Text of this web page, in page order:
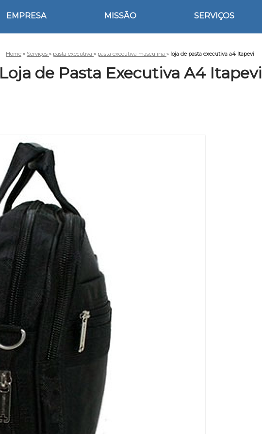
EMPRESA MISSÃO SERVIÇOS
Home » Serviços » pasta executiva » pasta executiva masculina » loja de pasta executiva a4 Itapevi
Loja de Pasta Executiva A4 Itapevi